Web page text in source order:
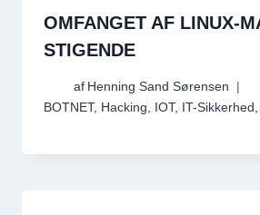
OMFANGET AF LINUX-
STIGENDE
af Henning Sand Sørensen
BOTNET, Hacking, IOT, IT-Sikkerhed ,